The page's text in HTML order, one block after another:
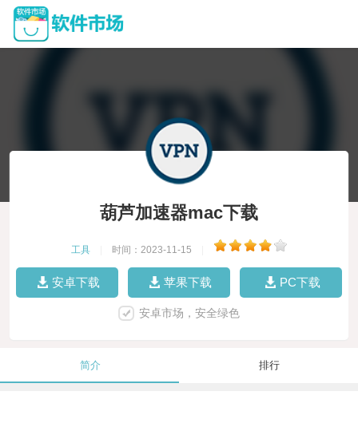
葫芦加速器mac下载
工具 时间：2023-11-15
安卓下载 苹果下载 PC下载
安卓市场，安全绿色
简介 排行